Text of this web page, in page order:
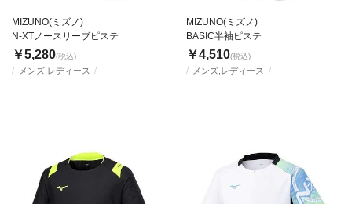
メンズ,レディース
MIZUNO(ミズノ)
N-XTノースリーブピステ
￥5,280(税込)
メンズ,レディース
MIZUNO(ミズノ)
BASIC半袖ピステ
￥4,510(税込)